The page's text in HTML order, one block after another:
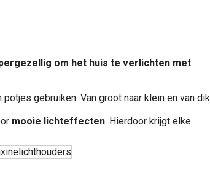
om het huis te verlichten met
gebruiken. Van groot naar klein en van dik
mooie lichteffecten. Hierdoor krijgt elke